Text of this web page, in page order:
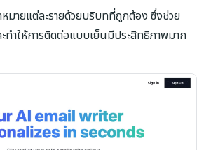
หมายแต่ละรายด้วยบริบทที่ถูกต้อง ซึ่งช่วย
ทำให้การติดต่อแบบเย็นมีประสิทธิภาพมาก